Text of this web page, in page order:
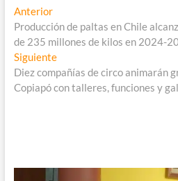
Navegación
de
entradas
AnteriorEntrada
anterior:
Producción de paltas en Chile
de 235 millones de kilos en 2024-
SiguienteEntrada
siguiente:
Diez compañías de circo animarán
Copiapó con talleres, funciones y